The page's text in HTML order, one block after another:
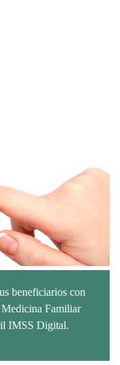
beneficiarios con
Familiar
IMSS Digital.